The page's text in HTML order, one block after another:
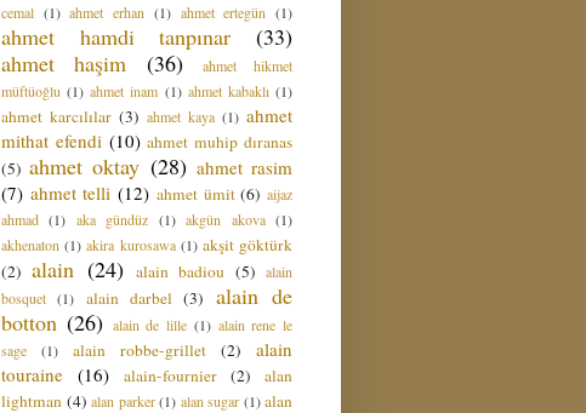
cemal (1) ahmet erhan (1) ahmet ertegün (1)
ahmet hamdi tanpınar
(33)
ahmet haşim
(36)
ahmet hikmet
müftüoğlu (1) ahmet inam (1) ahmet kabaklı (1)
ahmet karcılılar (3) ahmet kaya (1) ahmet
mithat efendi (10) ahmet muhip dıranas
(5) ahmet oktay (28) ahmet rasim
(7) ahmet telli (12) ahmet ümit (6) aijaz
ahmad (1) aka gündüz (1) akgün akova (1)
akhenaton (1) akira kurosawa (1) akşit göktürk
(2) alain (24) alain badiou (5) alain
bosquet (1) alain darbel (3)
alain de
botton (26) alain de lille (1) alain rene le
sage
(1) alain robbe-grillet (2)
alain
touraine (16) alain-fournier (2)
alan
lightman (4) alan parker (1) alan sugar (1) alan